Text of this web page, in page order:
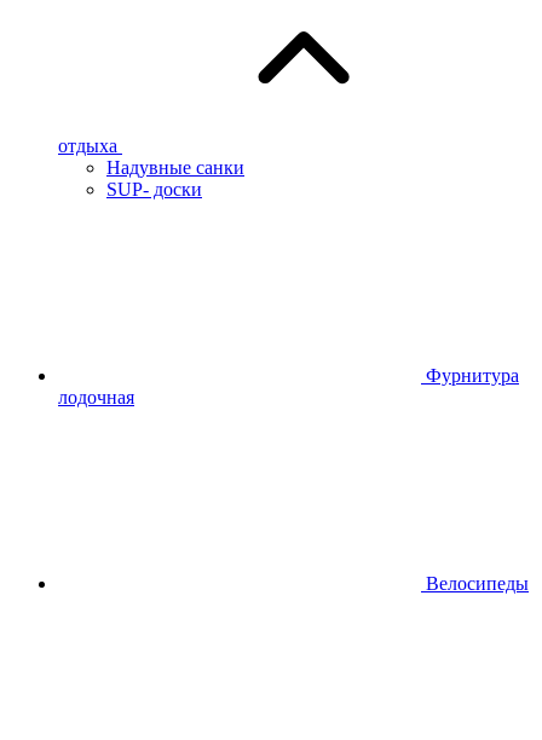
отдыха
Надувные санки
SUP- доски
Фурнитура
лодочная
Велосипеды